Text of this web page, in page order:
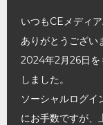
いつもCEメディ
ありがとうござい
2024年2月26日を
しました。
ソーシャルログイ
にお手数ですが、